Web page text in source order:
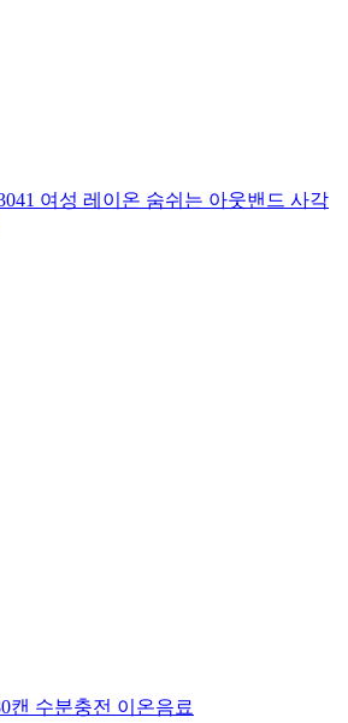
여성 레이온 숨쉬는 아웃밴드 사각
캔 수분충전 이온음료